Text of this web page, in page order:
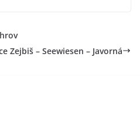
Zejbiš – Seewiesen – Javorná